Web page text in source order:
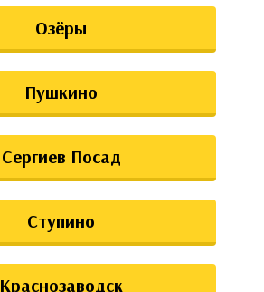
Озёры
Пушкино
Сергиев Посад
Ступино
Краснозаводск